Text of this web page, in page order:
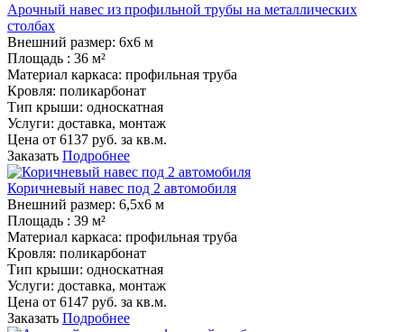
Арочный навес из профильной трубы на металлических
столбах
Внешний размер: 6х6 м
Площадь : 36 м²
Материал каркаса: профильная труба
Кровля: поликарбонат
Тип крыши: односкатная
Услуги: доставка, монтаж
Цена от 6137 руб. за кв.м.
Заказать Подробнее
Коричневый навес под 2 автомобиля
Внешний размер: 6,5х6 м
Площадь : 39 м²
Материал каркаса: профильная труба
Кровля: поликарбонат
Тип крыши: односкатная
Услуги: доставка, монтаж
Цена от 6147 руб. за кв.м.
Заказать Подробнее